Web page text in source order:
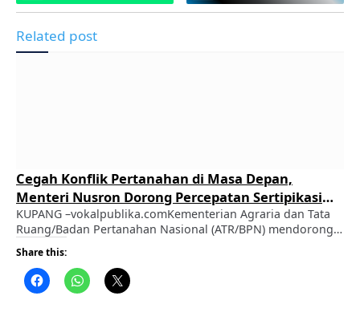
Related post
Cegah Konflik Pertanahan di Masa Depan,
Menteri Nusron Dorong Percepatan Sertipikasi
Tanah Rumah Ibadah di NTT
KUPANG –vokalpublika.comKementerian Agraria dan Tata
Ruang/Badan Pertanahan Nasional (ATR/BPN) mendorong
pemerintah daerah di Provinsi Nusa Tenggara Timur (NTT)
mempercepat sertipikasi tanah rumah ibadah. Langkah
tersebut dinilai penting untuk memberikan kepastian
hukum sekaligus mencegah munculnya persoalan dan
Share this: